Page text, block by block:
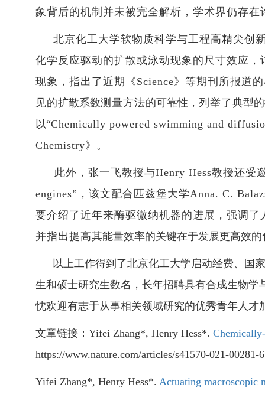
象背后的机制并未被完全解析，学术界仍存在
北京化工大学软物质科学与工程高精尖创
化学反应驱动的扩散或泳动现象的尺寸效应
现象，指出了近期《Science》等期刊所报道
见的扩散系数测量方法的可靠性， 列举了典型
以“Chemically powered swimming and
Chemistry》。
此外， 张一飞教授与Henry Hess教授还受
engines”，该文配合匹兹堡大学Anna. C.
要介绍了近年来酶驱微纳机器的进展，强调
并指出提高其能量效率的关键在于发展更高效的
以上工作得到了北京化工大学启动经费、国
生和硕士研究生数名，长年招聘具有合成生物
忱欢迎有志于从事相关领域研究的优秀青年人才
文章链接： Yifei Zhang*, Henry Hess*.
https://www.nature.com/articles/s41570-021-00281-6
Yifei Zhang*, Henry Hess*. Actuating macroscopic